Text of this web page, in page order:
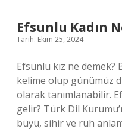
Efsunlu Kadın
Tarih: Ekim 25, 2024
Efsunlu kız ne
kelime olup günümüz
olarak tanımlanabilir.
gelir? Türk Dil
büyü, sihir ve ruh